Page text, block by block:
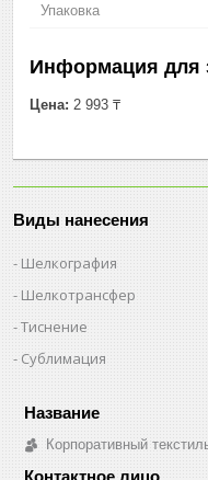
Упаковка
Информация для
Цена: 2 993 ₸
Виды нанесения
Шелкография
Шелкотрансфер
Тиснение
Сублимация
Корпоративный